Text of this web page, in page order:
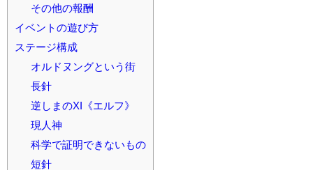
その他の報酬
イベントの遊び方
ステージ構成
オルドヌングという街
長針
逆しまのXI《エルフ》
現人神
科学で証明できないもの
短針